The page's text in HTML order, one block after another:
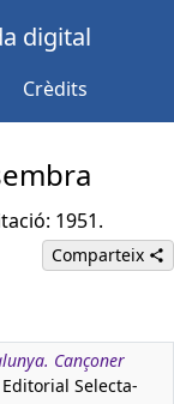
digital
Crèdits
1951.
Comparteix
Cançoner
Selecta-